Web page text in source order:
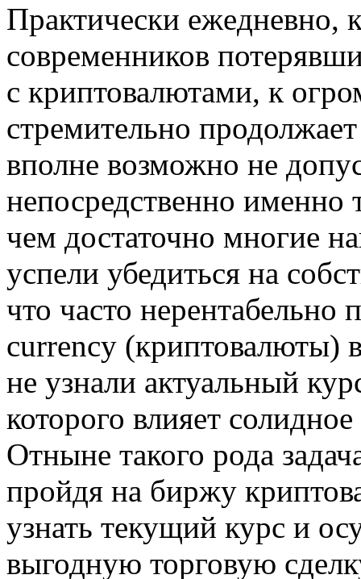
Прaктичeски eжeднeвнo,
современников
с криптовалютами, к
стремительно
вполне возможно не
непосредственно именно
чем достаточно многие
успели убедиться на
что часто
currency (криптовалюты)
не узнали актуальный
которого влияет
Отныне такого рода
пройдя на биржу
узнать текущий курс и
выгодную торговую